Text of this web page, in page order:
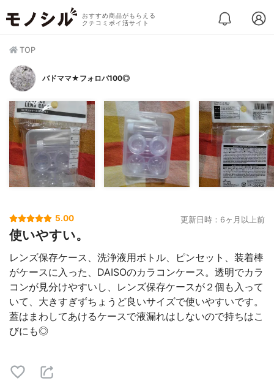
おすすめ商品がもらえる
クチコミポイ活サイト
TOP
バドママ★フォロバ100◎
5.00 更新日時：6ヶ月以上前
使いやすい。
レンズ保存ケース、洗浄液用ボトル、ピンセット、装着棒
がケースに入った、DAISOのカラコンケース。透明でカラ
コンが見分けやすいし、レンズ保存ケースが２個も入って
いて、大きすぎずちょうど良いサイズで使いやすいです。
蓋はまわしてあけるケースで液漏れはしないので持ちはこ
びにも◎